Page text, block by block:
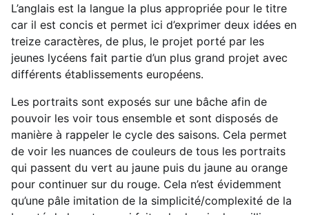
L’anglais est la langue la plus appropriée pour le titre
car il est concis et permet ici d’exprimer deux idées en
treize caractères, de plus, le projet porté par les
jeunes lycéens fait partie d’un plus grand projet avec
différents établissements européens.
Les portraits sont exposés sur une bâche afin de
pouvoir les voir tous ensemble et sont disposés de
manière à rappeler le cycle des saisons. Cela permet
de voir les nuances de couleurs de tous les portraits
qui passent du vert au jaune puis du jaune au orange
pour continuer sur du rouge. Cela n’est évidemment
qu’une pâle imitation de la simplicité/complexité de la